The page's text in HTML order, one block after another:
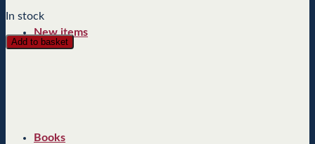
New items
Books
In stock
Add to basket